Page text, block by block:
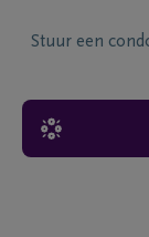
Stuur een